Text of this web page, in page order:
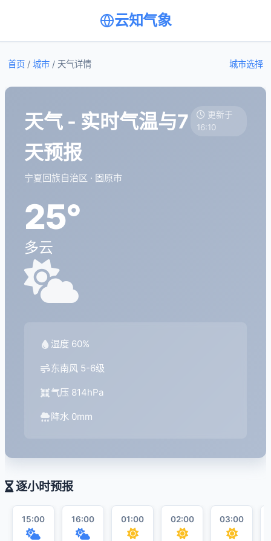
云知气象
城市选择
首页 / 城市 / 天气详情
天气 - 实时气温与7
天预报
宁夏回族自治区 · 固原市
更新于
16:10
25°
多云
湿度 60%
东南风 5-6级
气压 814hPa
降水 0mm
逐小时预报
15:00 16:00 01:00 02:00 03:00